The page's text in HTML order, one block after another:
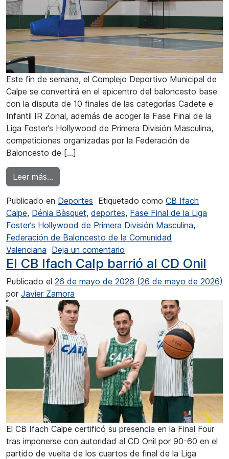
Este fin de semana, el Complejo Deportivo Municipal de
Calpe se convertirá en el epicentro del baloncesto base
con la disputa de 10 finales de las categorías Cadete e
Infantil IR Zonal, además de acoger la Fase Final de la
Liga Foster’s Hollywood de Primera División Masculina,
competiciones organizadas por la Federación de
Baloncesto de […]
Leer más…
Publicado en Deportes Etiquetado como CB Ifach
Calpe, Dénia Bàsquet, deportes, Fase Final de la Liga
Foster’s Hollywood de Primera División Masculina,
Federación de Baloncesto de la Comunidad
Valenciana Deja un comentario
El CB Ifach Calp barrió al CD Onil
Publicado el 26 de mayo de 2026 (26 de mayo de 2026)
por Javier Zamora
El CB Ifach Calpe certificó su presencia en la Final Four
tras imponerse con autoridad al CD Onil por 90-60 en el
partido de vuelta de los cuartos de final de la Liga